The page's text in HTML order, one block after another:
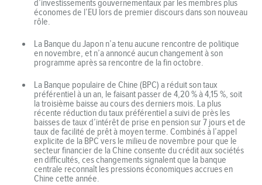
d’investissements gouvernementaux par les membres plus
économes de l’EU lors de premier discours dans son nouveau
rôle.
La Banque du Japon n’a tenu aucune rencontre de politique
en novembre, et n’a annoncé aucun changement à son
programme après sa rencontre de la fin octobre.
La Banque populaire de Chine (BPC) a réduit son taux
préférentiel à un an, le faisant passer de 4,20 % à 4,15 %, soit
la troisième baisse au cours des derniers mois. La plus
récente réduction du taux préférentiel a suivi de près les
baisses de taux d’intérêt de prise en pension sur 7 jours et de
taux de facilité de prêt à moyen terme. Combinés à l’appel
explicite de la BPC vers le milieu de novembre pour que le
secteur financier de la Chine consente du crédit aux sociétés
en difficultés, ces changements signalent que la banque
centrale reconnaît les pressions économiques accrues en
Chine cette année.